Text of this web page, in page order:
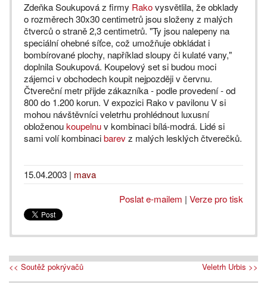
Zdeňka Soukupová z firmy Rakovysvětlila, že obklady
o rozměrech 30x30 centimetrů jsou složeny z malých
čtverců o straně 2,3 centimetrů. "Ty jsou nalepeny na
speciální ohebné síťce, což umožňuje obkládat i
bombírované plochy, například sloupy či kulaté vany,"
doplnila Soukupová. Koupelový set si budou moci
zájemci v obchodech koupit nejpozději v červnu.
Čtvereční metr přijde zákazníka - podle provedení - od
800 do 1.200 korun. V expozici Rako v pavilonu V si
mohou návštěvníci veletrhu prohlédnout luxusní
obloženoukoupelnuv kombinaci bílá-modrá. Lidé si
sami volí kombinacibarevz malých lesklých čtverečků.
15.04.2003 | mava
Poslat e-mailem | Verze pro tisk
<< Soutěž pokrývačů Veletrh Urbis >>